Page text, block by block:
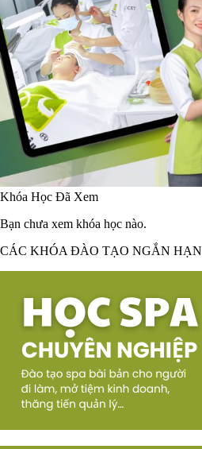
Khóa Học Đã Xem
Bạn chưa xem khóa học nào.
CÁC KHÓA ĐÀO TẠO NGẮN HẠN